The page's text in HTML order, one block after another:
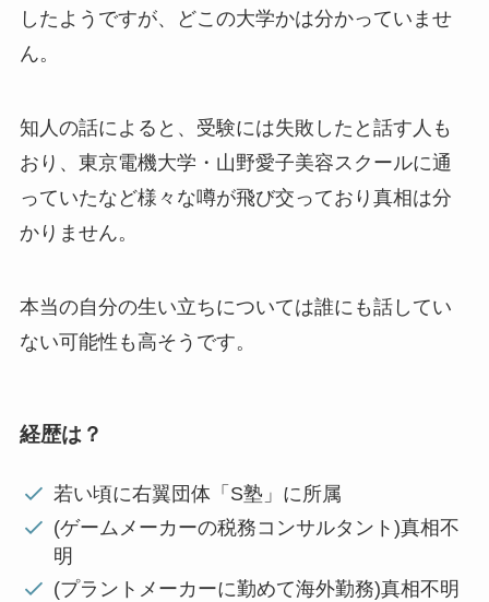
したようですが、どこの大学かは分かっていませ
ん。
知人の話によると、受験には失敗したと話す人も
おり、東京電機大学・山野愛子美容スクールに通
っていたなど様々な噂が飛び交っており真相は分
かりません。
本当の自分の生い立ちについては誰にも話してい
ない可能性も高そうです。
経歴は？
若い頃に右翼団体「S塾」に所属
(ゲームメーカーの税務コンサルタント)真相不
明
(プラントメーカーに勤めて海外勤務)真相不明